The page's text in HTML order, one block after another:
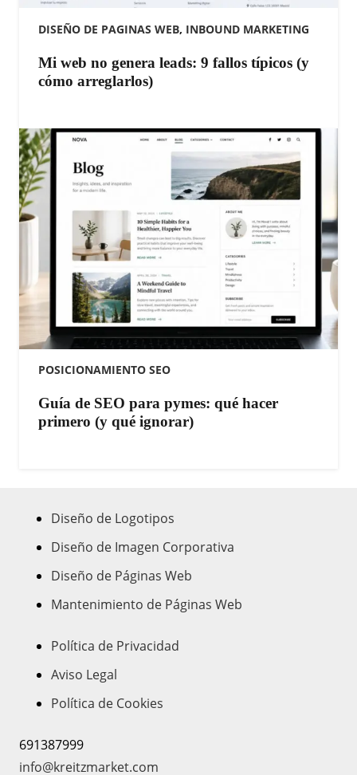
DISEÑO DE PAGINAS WEB, INBOUND MARKETING
Mi web no genera leads: 9 fallos típicos (y
cómo arreglarlos)
POSICIONAMIENTO SEO
Guía de SEO para pymes: qué hacer
primero (y qué ignorar)
Diseño de Logotipos
Diseño de Imagen Corporativa
Diseño de Páginas Web
Mantenimiento de Páginas Web
Política de Privacidad
Aviso Legal
Política de Cookies
691387999
info@kreitzmarket.com